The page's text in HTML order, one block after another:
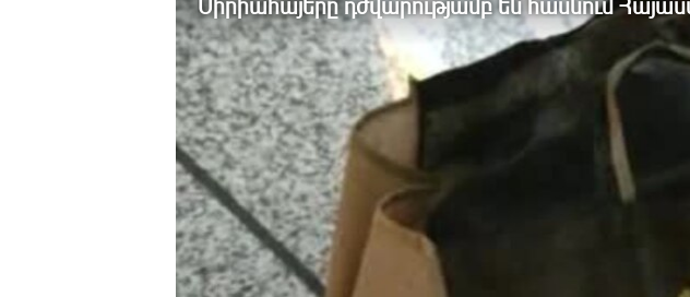
ՄԵԿՆԱԲԱՆՈՒԹՅՈՒՆ
No media